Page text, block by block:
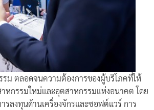
รม ตลอดจนความต้องการของผู้บริโภคที่ให้
กรรมใหม่และอุตสาหกรรมแห่งอนาคต โดย
ลงทุนด้านเครื่องจักรและซอฟต์แวร์ การ